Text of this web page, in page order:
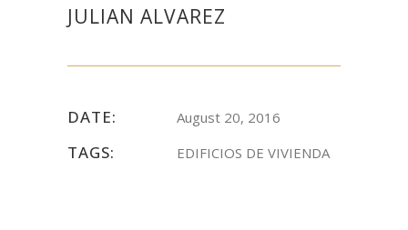
JULIAN ALVAREZ
DATE: August 20, 2016
TAGS: EDIFICIOS DE VIVIENDA